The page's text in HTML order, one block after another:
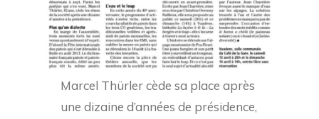
Marcel Thürler cède sa place après
une dizaine d’années de présidence,